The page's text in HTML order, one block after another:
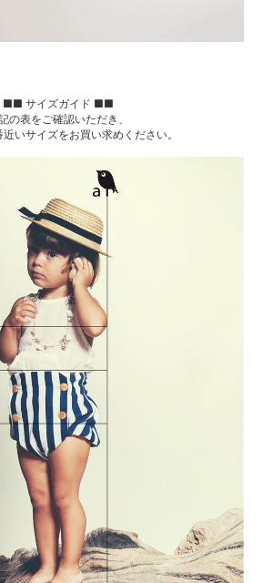
■■ サイズガイド ■■
の表をご確認いただき、
いサイズをお買い求めください。